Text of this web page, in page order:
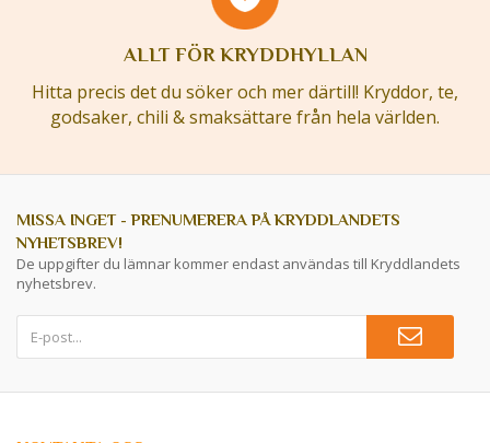
ALLT FÖR KRYDDHYLLAN
Hitta precis det du söker och mer därtill! Kryddor, te,
godsaker, chili & smaksättare från hela världen.
MISSA INGET - PRENUMERERA PÅ KRYDDLANDETS
NYHETSBREV!
De uppgifter du lämnar kommer endast användas till Kryddlandets
nyhetsbrev.